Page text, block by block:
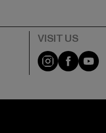
Visit our
Visit